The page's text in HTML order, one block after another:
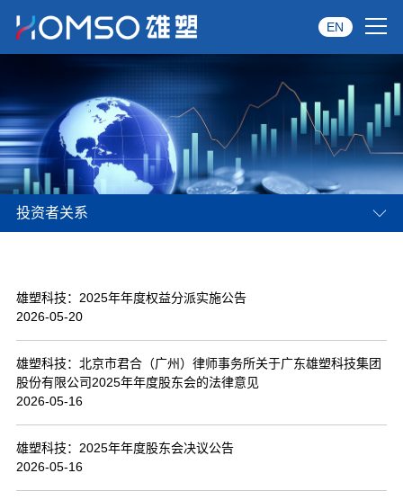
关于雄塑
产品中心
品牌服务
资讯中心
经典案例
联系我们
EN
投资者关系
雄塑科技：2025年年度权益分派实施公告
2026-05-20
雄塑科技：北京市君合（广州）律师事务所关于广东雄塑科技集团
股份有限公司2025年年度股东会的法律意见
2026-05-16
雄塑科技：2025年年度股东会决议公告
2026-05-16